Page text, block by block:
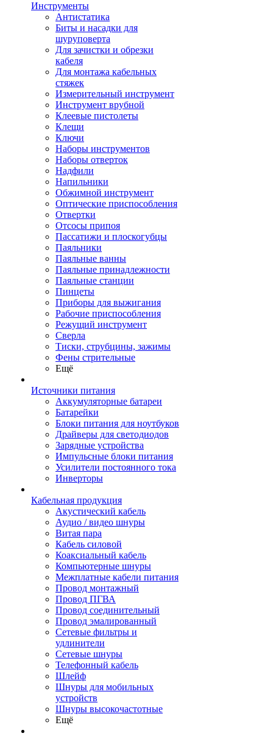
Инструменты
Антистатика
Биты и насадки для
шуруповерта
Для зачистки и обрезки
кабеля
Для монтажа кабельных
стяжек
Измерительный инструмент
Инструмент врубной
Клеевые пистолеты
Клещи
Ключи
Наборы инструментов
Наборы отверток
Надфили
Напильники
Обжимной инструмент
Оптические приспособления
Отвертки
Отсосы припоя
Пассатижи и плоскогубцы
Паяльники
Паяльные ванны
Паяльные принадлежности
Паяльные станции
Пинцеты
Приборы для выжигания
Рабочие приспособления
Режущий инструмент
Сверла
Тиски, струбцины, зажимы
Фены стрительные
Ещё
Источники питания
Аккумуляторные батареи
Батарейки
Блоки питания для ноутбуков
Драйверы для светодиодов
Зарядные устройства
Импульсные блоки питания
Усилители постоянного тока
Инверторы
Кабельная продукция
Акустический кабель
Аудио / видео шнуры
Витая пара
Кабель силовой
Коаксиальный кабель
Компьютерные шнуры
Межплатные кабели питания
Провод монтажный
Провод ПГВА
Провод соединительный
Провод эмалированный
Сетевые фильтры и
удлинители
Сетевые шнуры
Телефонный кабель
Шлейф
Шнуры для мобильных
устройств
Шнуры высокочастотные
Ещё